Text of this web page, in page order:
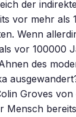
der
vor mehr als
Wenn
vor 100000
des
Groves
Mensch